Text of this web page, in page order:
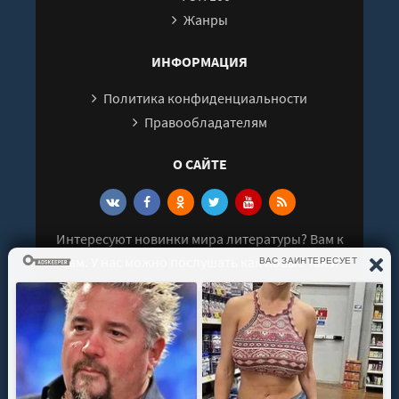
Жанры
ИНФОРМАЦИЯ
Политика конфиденциальности
Правообладателям
О САЙТЕ
Интересуют новинки мира литературы? Вам к
нам. У нас можно послушать как новые так и
старые аудиокниги. Выбрать и поделиться с
друзьями лучшими аудиокнигами!
© 2021 - 2026 kniga-audio.net. Все права